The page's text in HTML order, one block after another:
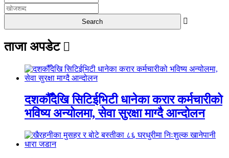
ताजा अपडेट
दशकौँदेखि सिटिईभिटी धानेका करार कर्मचारीको
भविष्य अन्योलमा, सेवा सुरक्षा माग्दै आन्दोलन